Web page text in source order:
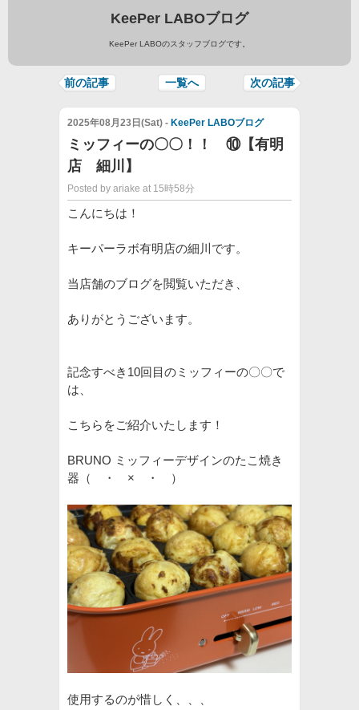
KeePer LABOブログ
KeePer LABOのスタッフブログです。
前の記事 一覧へ 次の記事
2025年08月23日(Sat) - KeePer LABOブログ
ミッフィーの〇〇！！ ⑩【有明
店 細川】
Posted by ariake at 15時58分
こんにちは！
キーパーラボ有明店の細川です。
当店舗のブログを閲覧いただき、
ありがとうございます。
記念すべき10回目のミッフィーの〇〇で
は、
こちらをご紹介いたします！
BRUNO ミッフィーデザインのたこ焼き
器（ ・ × ・ ）
使用するのが惜しく、、、